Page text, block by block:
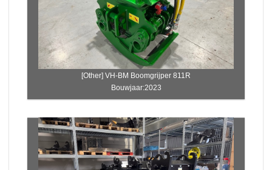
[Other] VH-BM Boomgrijper 811R
Bouwjaar:2023